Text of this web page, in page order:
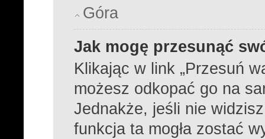
Góra
Jak mogę przesunąć
Klikając w link „Przesuń
możesz odkopać go na
Jednakże, jeśli nie
funkcja ta mogła zostać